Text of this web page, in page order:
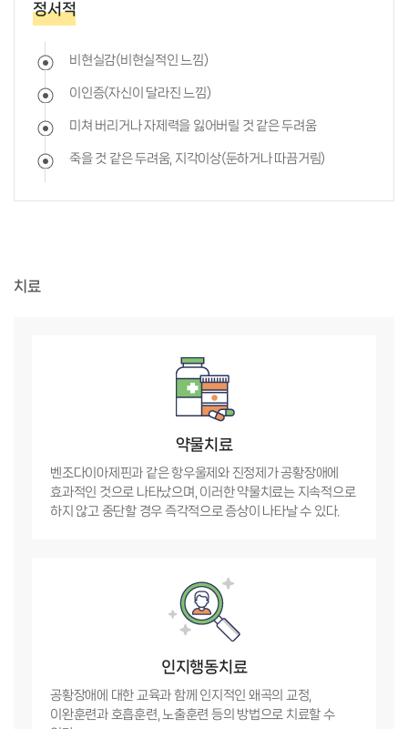
정서적
비현실감(비현실적인 느낌)
이인증(자신이 달라진 느낌)
미쳐 버리거나 자제력을 잃어버릴 것 같은 두려움
죽을 것 같은 두려움, 지각이상(둔하거나 따끔거림)
치료
약물치료
벤조다이아제핀과 같은 항우울제와 진정제가 공황장애에
효과적인 것으로 나타났으며, 이러한 약물치료는 지속적으로
하지 않고 중단할 경우 즉각적으로 증상이 나타날 수 있다.
인지행동치료
공황장애에 대한 교육과 함께 인지적인 왜곡의 교정,
이완훈련과 호흡훈련, 노출훈련 등의 방법으로 치료할 수